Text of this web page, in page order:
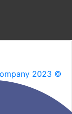
2023 ©